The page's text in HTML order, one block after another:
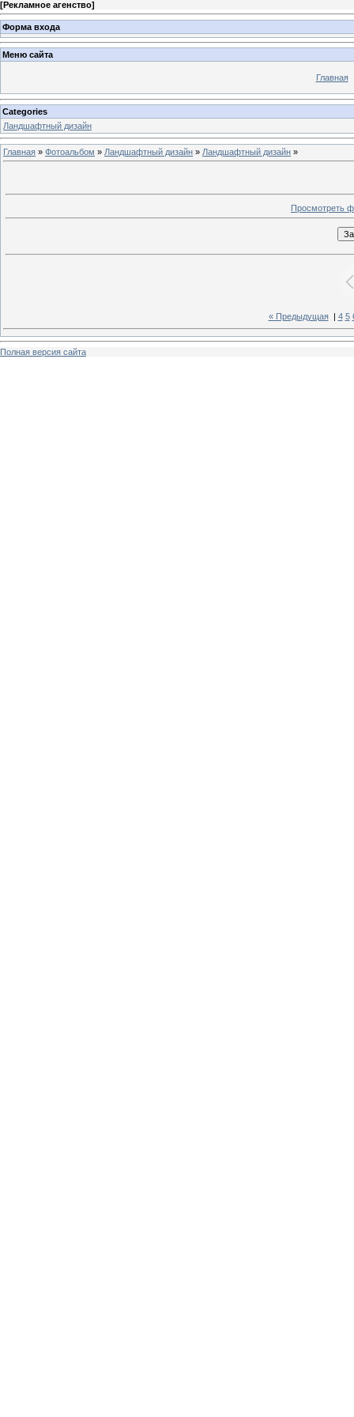
[Рекламное агенство]
Форма входа
Меню сайта
Главная
Categories
Ландшафтный дизайн
Главная » Фотоальбом » Ландшафтный дизайн » Ландшафтный дизайн »
Просмотреть
« Предыдущая| 4 5
Полная версия сайта